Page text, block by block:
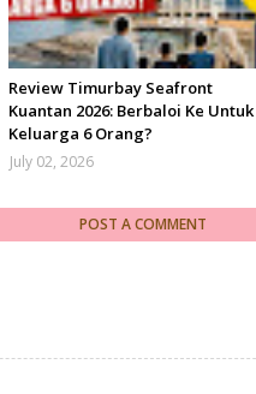
Review Timurbay Seafront
Kuantan 2026: Berbaloi Ke Untuk
Keluarga 6 Orang?
July 02, 2026
POST A COMMENT